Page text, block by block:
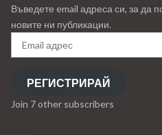
Въведете email адреса си, за да
новите ни публикации.
Email
адрес
РЕГИСТРИРАЙ
Join 7 other subscribers